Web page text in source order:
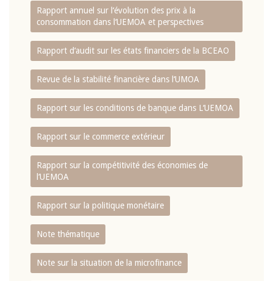
Rapport annuel sur l‘évolution des prix à la
consommation dans l‘UEMOA et perspectives
Rapport d‘audit sur les états financiers de la BCEAO
Revue de la stabilité financière dans l‘UMOA
Rapport sur les conditions de banque dans L‘UEMOA
Rapport sur le commerce extérieur
Rapport sur la compétitivité des économies de
l‘UEMOA
Rapport sur la politique monétaire
Note thématique
Note sur la situation de la microfinance